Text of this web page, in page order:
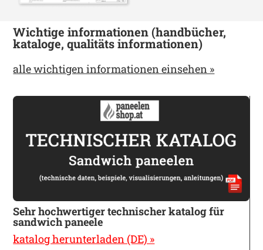
Wichtige informationen (handbücher,
kataloge, qualitäts informationen)
alle wichtigen informationen einsehen »
Sehr hochwertiger technischer katalog für
sandwich paneele
katalog herunterladen (DE) »